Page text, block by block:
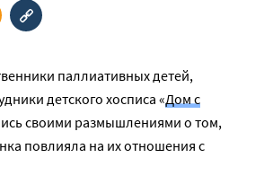
паллиативных детей,
детского хосписа «Дом с
своими размышлениями о том,
повлияла на их отношения с